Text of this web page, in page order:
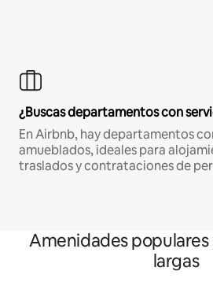
¿Buscas departamentos con
En Airbnb, hay departamentos
amueblados, ideales para
traslados y contrataciones de
Amenidades populares
largas